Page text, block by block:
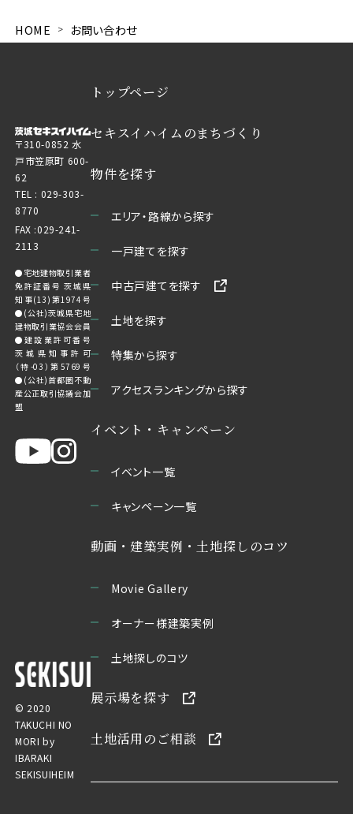
HOME お問い合わせ
〒310-0852 水
戸市笠原町 600-
62
TEL : 029-303-
8770
FAX :029-241-
2113
●宅地建物取引業者
免許証番号 茨城県
知事(13)第1974号
●(公社)茨城県宅地
建物取引業協会会員
●建設業許可番号
茨城県知事許可
（特-03）第5769号
●(公社)首都圏不動
産公正取引協議会加
盟
© 2020
TAKUCHI NO
MORI by
IBARAKI
SEKISUIHEIM
トップページ
セキスイハイムのまちづくり
物件を探す
エリア・路線から探す
一戸建てを探す
中古戸建てを探す
土地を探す
特集から探す
アクセスランキングから探す
イベント・キャンペーン
イベント一覧
キャンペーン一覧
動画・建築実例・土地探しのコツ
Movie Gallery
オーナー様建築実例
土地探しのコツ
展示場を探す
土地活用のご相談